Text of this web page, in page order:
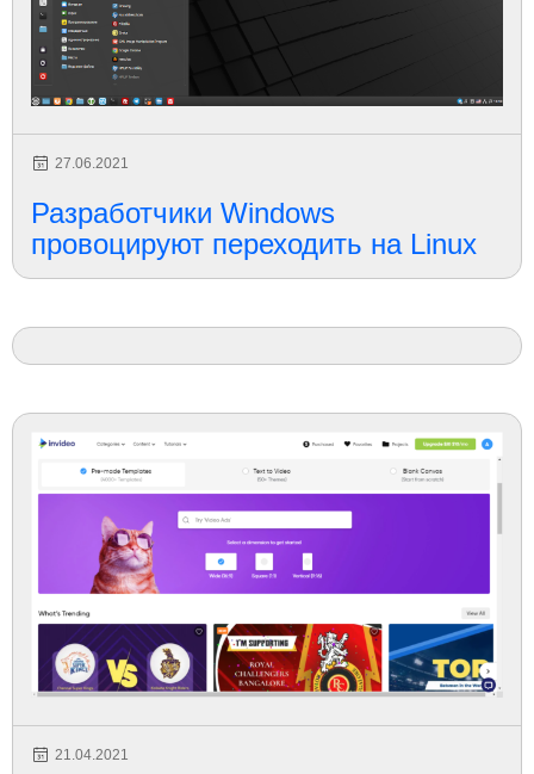
27.06.2021
Разработчики Windows
провоцируют переходить на Linux
21.04.2021